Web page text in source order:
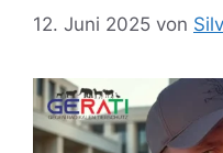
12. Juni 2025 von